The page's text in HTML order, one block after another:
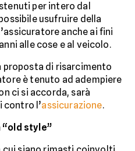
per intero dal
usufruire della
anche ai fini
alle cose e al veicolo.
proposta di risarcimento
è tenuto ad adempiere
ci si accorda, sarà
contro l’assicurazione.
“old style”